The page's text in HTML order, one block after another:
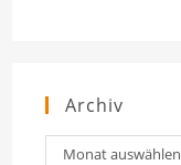
Archiv
Archiv
Monat auswählen